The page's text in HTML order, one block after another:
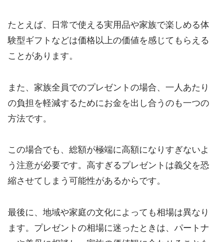
たとえば、日常で使える実用品や家族で楽しめる体
験型ギフトなどは価格以上の価値を感じてもらえる
ことがあります。
また、家族全員でのプレゼントの場合、一人あたり
の負担を軽減するためにお金を出し合うのも一つの
方法です。
この場合でも、総額が極端に高額になりすぎないよ
う注意が必要です。高すぎるプレゼントは義父を恐
縮させてしまう可能性があるからです。
最後に、地域や家庭の文化によっても相場は異なり
ます。プレゼントの相場に迷ったときは、パートナ